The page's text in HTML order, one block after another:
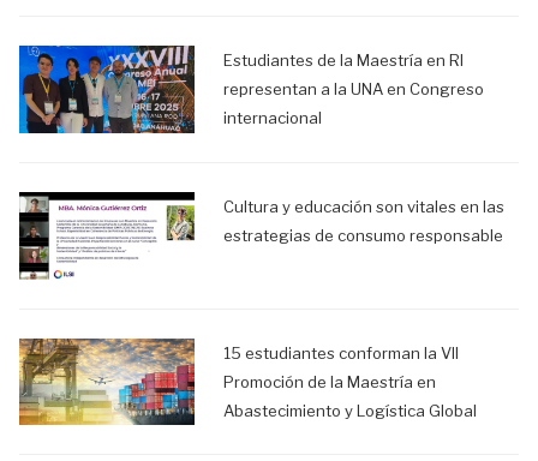
Estudiantes de la Maestría en RI
representan a la UNA en Congreso
internacional
Cultura y educación son vitales en las
estrategias de consumo responsable
15 estudiantes conforman la VII
Promoción de la Maestría en
Abastecimiento y Logística Global